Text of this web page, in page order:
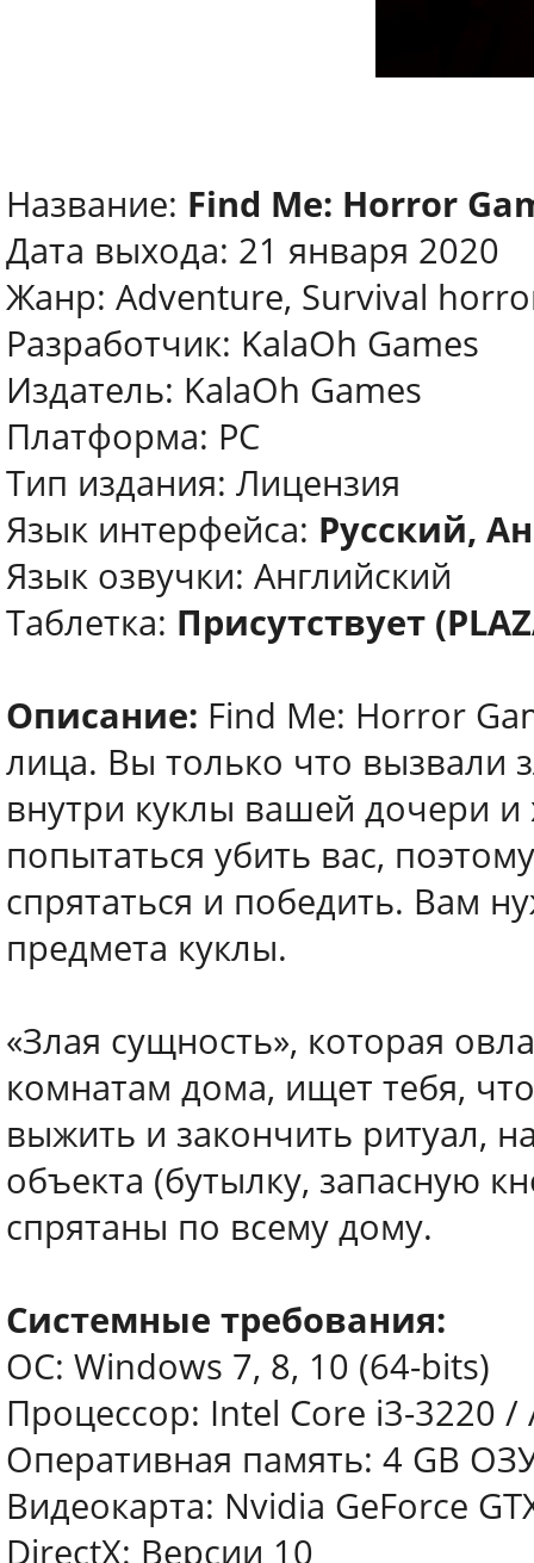
Название: Find Me: Horror
Дата выхода: 21 января 2020
Жанр: Adventure, Survival
Разработчик: KalaOh Games
Издатель: KalaOh Games
Платформа: PC
Тип издания: Лицензия
Язык интерфейса: Русский,
Язык озвучки: Английский
Таблетка: Присутствует
Описание: Find Me: Horror
лица. Вы только что вызвали
внутри куклы вашей дочери
попытаться убить вас,
спрятаться и победить. Вам
предмета куклы.
«Злая сущность», которая
комнатам дома, ищет тебя,
выжить и закончить ритуал,
объекта (бутылку, запасную
спрятаны по всему дому.
Системные требования:
ОС: Windows 7, 8, 10 (64-bits)
Процессор: Intel Core i3-3220 /
Оперативная память: 4 GB
Видеокарта: Nvidia GeForce
DirectX: Версии 10